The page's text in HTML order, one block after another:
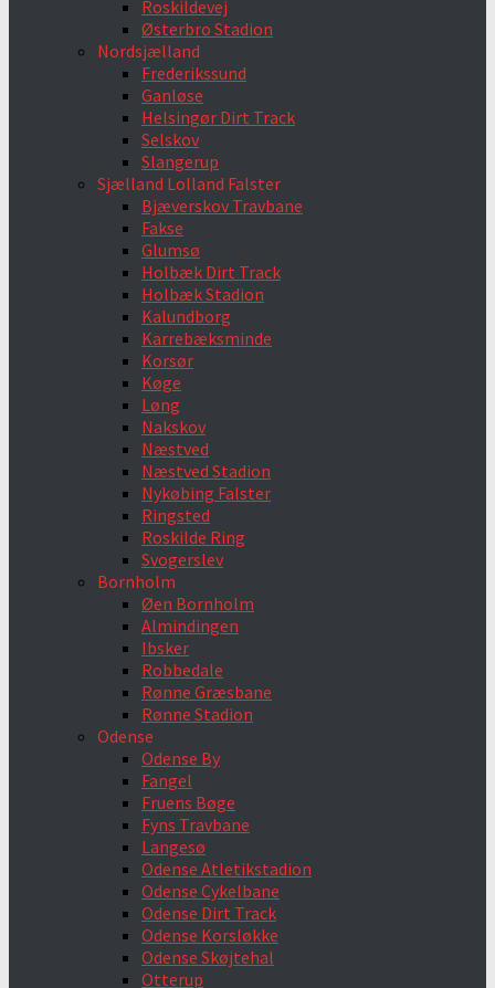
Roskildevej
Østerbro Stadion
Nordsjælland
Frederikssund
Ganløse
Helsingør Dirt Track
Selskov
Slangerup
Sjælland Lolland Falster
Bjæverskov Travbane
Fakse
Glumsø
Holbæk Dirt Track
Holbæk Stadion
Kalundborg
Karrebæksminde
Korsør
Køge
Løng
Nakskov
Næstved
Næstved Stadion
Nykøbing Falster
Ringsted
Roskilde Ring
Svogerslev
Bornholm
Øen Bornholm
Almindingen
Ibsker
Robbedale
Rønne Græsbane
Rønne Stadion
Odense
Odense By
Fangel
Fruens Bøge
Fyns Travbane
Langesø
Odense Atletikstadion
Odense Cykelbane
Odense Dirt Track
Odense Korsløkke
Odense Skøjtehal
Otterup